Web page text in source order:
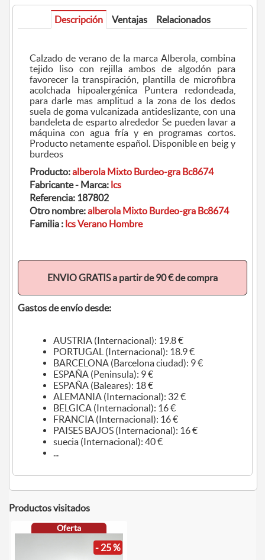
Descripción Ventajas Relacionados
Calzado de verano de la marca Alberola, combina
tejido liso con rejilla ambos de algodón para
favorecer la transpiración, plantilla de microfibra
acolchada hipoalergénica Puntera redondeada,
para darle mas amplitud a la zona de los dedos
suela de goma vulcanizada antideslizante, con una
bandeleta de esparto alrededor Se pueden lavar a
máquina con agua fría y en programas cortos.
Producto netamente español. Disponible en beig y
burdeos
Producto:alberola Mixto Burdeo-gra Bc8674
Fabricante - Marca: lcs
Referencia: 187802
Otro nombre:alberola Mixto Burdeo-gra Bc8674
Familia : lcs Verano Hombre
ENVIO GRATIS a partir de 90 € de compra
Gastos de envío desde:
AUSTRIA (Internacional): 19.8 €
PORTUGAL (Internacional): 18.9 €
BARCELONA (Barcelona ciudad): 9 €
ESPAÑA (Peninsula): 9 €
ESPAÑA (Baleares): 18 €
ALEMANIA (Internacional): 32 €
BELGICA (Internacional): 16 €
FRANCIA (Internacional): 16 €
PAISES BAJOS (Internacional): 16 €
suecia (Internacional): 40 €
...
Productos visitados
Oferta
- 25 %